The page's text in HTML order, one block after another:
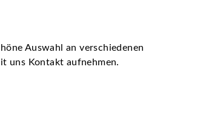
Auswahl an verschiedenen
uns Kontakt aufnehmen.